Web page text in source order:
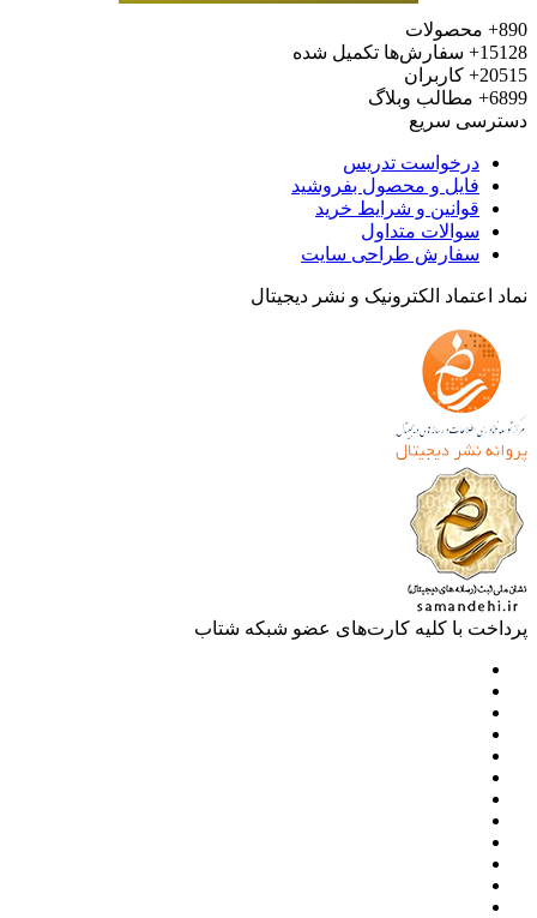
محصولات
سفارش‌ها تکمیل شده
کاربران
مطالب وبلاگ
سریع
درخواست تدریس
فایل و محصول بفروشید
قوانین و شرایط خرید
سوالات متداول
سفارش طراحی سایت
اعتماد الکترونیک و نشر دیجیتال
با کلیه کارت‌های عضو شبکه شتاب